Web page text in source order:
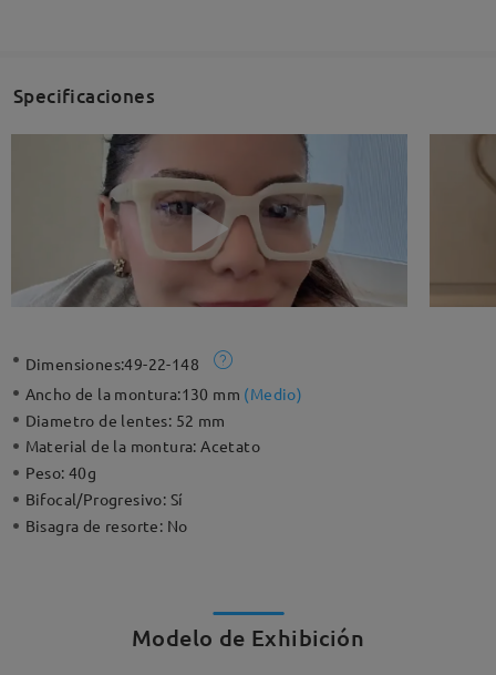
Specificaciones
Dimensiones:49-22-148
Ancho de la montura:130 mm (Medio)
Diametro de lentes: 52 mm
Material de la montura:Acetato
Peso:40g
Bifocal/Progresivo: Sí
Bisagra de resorte: No
Modelo de Exhibición